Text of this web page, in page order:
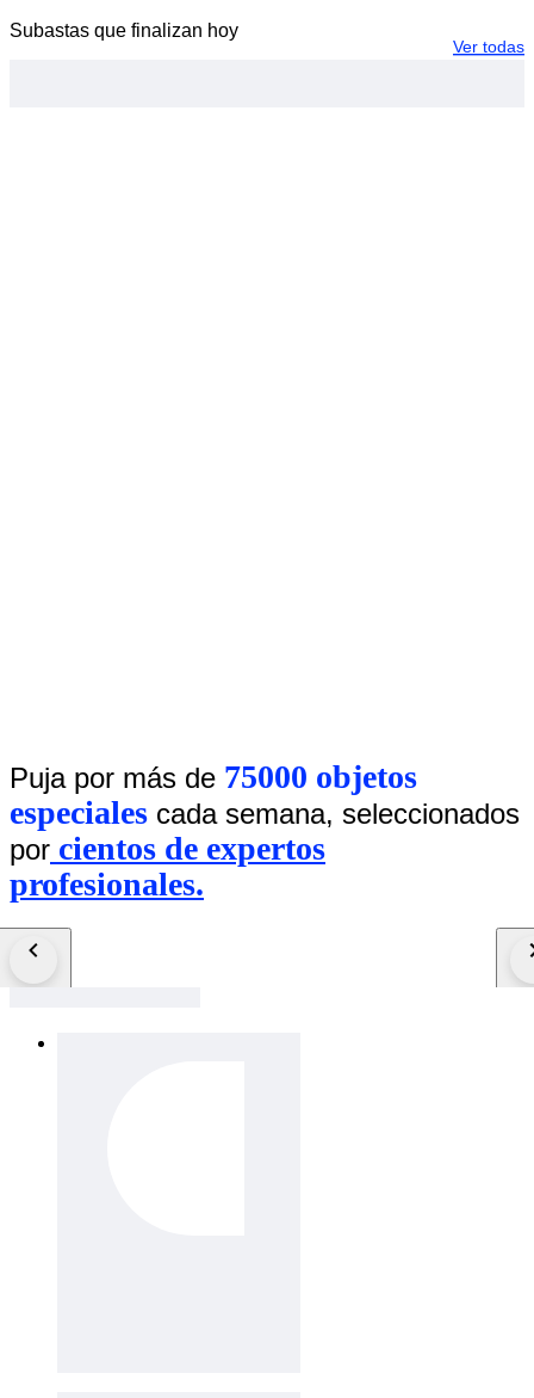
Subastas que finalizan hoy
Ver todas
Puja por más de 75000 objetos
especiales cada semana, seleccionados
por cientos de expertos
profesionales.